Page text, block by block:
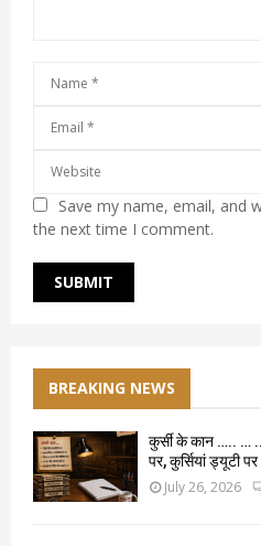
Save my name, email, and
the next time I comment.
BREAKING NEWS
कुर्सी के कान ….. …
पर, कुर्सियां ड्यूटी पर
July 26, 2026